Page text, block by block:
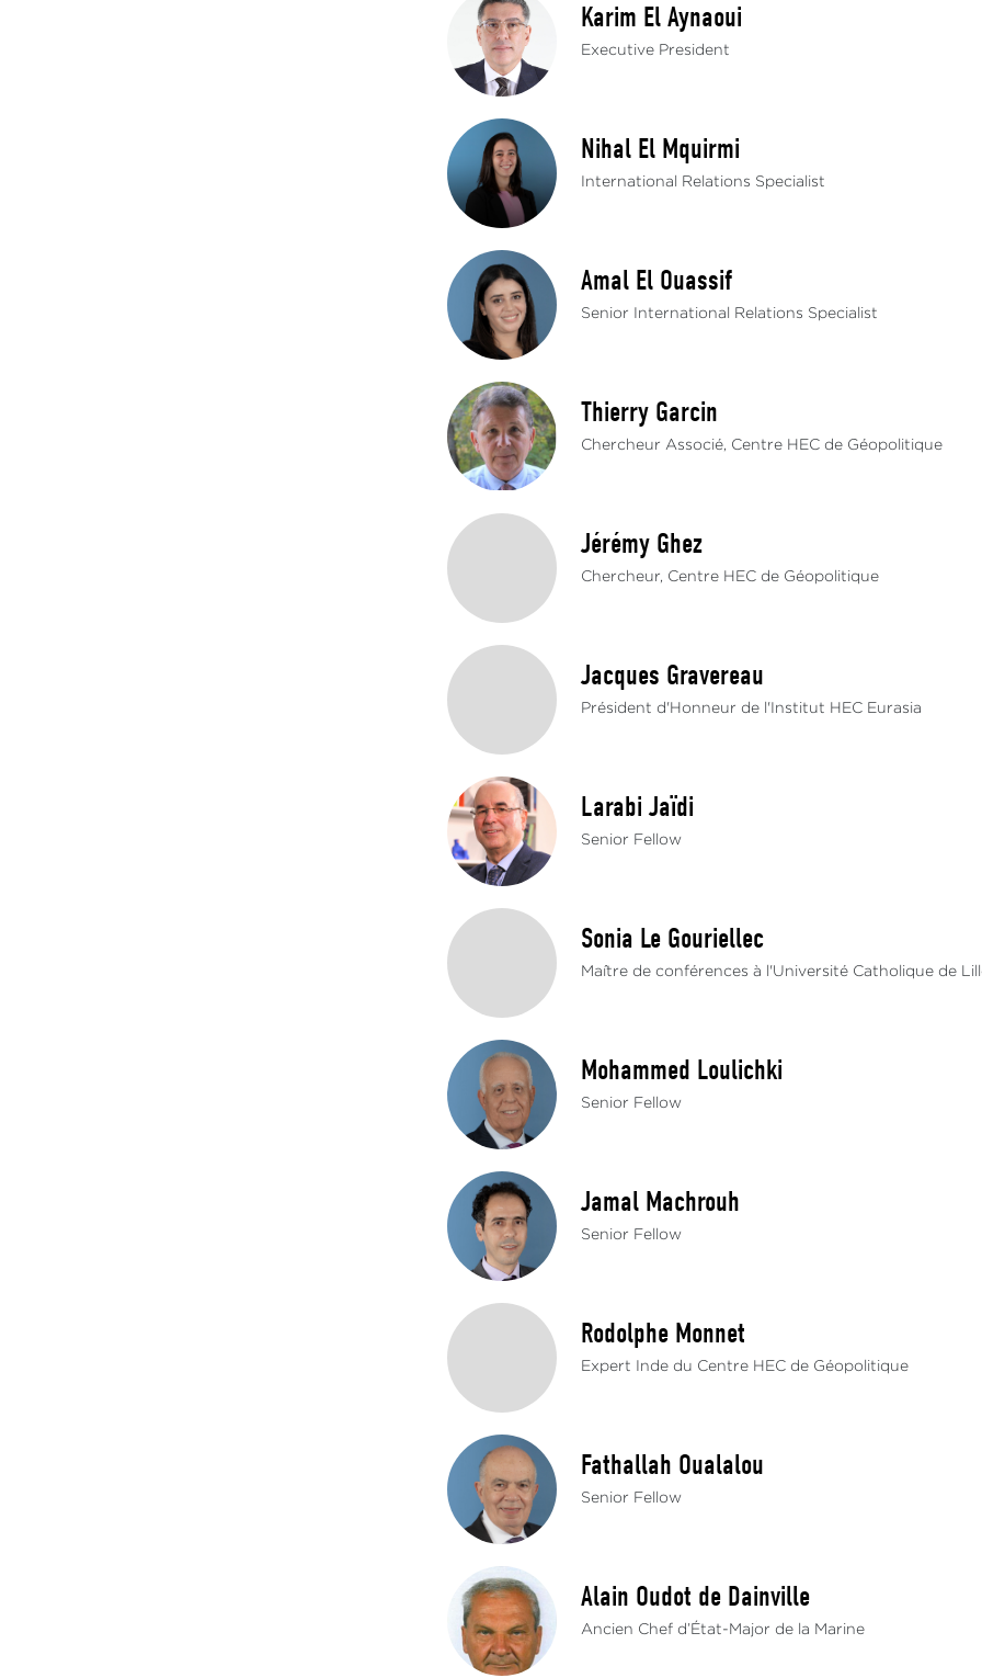
Karim El Aynaoui
Executive President
Nihal El Mquirmi
International Relations Specialist
Amal El Ouassif
Senior International Relations Specialist
Thierry Garcin
Chercheur Associé, Centre HEC de Géopolitique
Jérémy Ghez
Chercheur, Centre HEC de Géopolitique
Jacques Gravereau
Président d'Honneur de l'Institut HEC Eurasia
Larabi Jaïdi
Senior Fellow
Sonia Le Gouriellec
Maître de conférences à l'Université Catholique de
Mohammed Loulichki
Senior Fellow
Jamal Machrouh
Senior Fellow
Rodolphe Monnet
Expert Inde du Centre HEC de Géopolitique
Fathallah Oualalou
Senior Fellow
Alain Oudot de Dainville
Ancien Chef d’État-Major de la Marine